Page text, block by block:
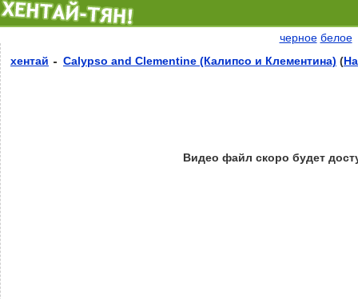
черное белое
хентай
Calypso and Clementine (Калипсо и Клементина) (
Видео файл скоро будет